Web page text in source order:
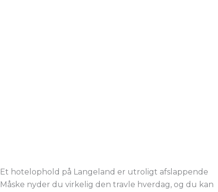
Et hotelophold på Langeland er utroligt afslappende
Måske nyder du virkelig den travle hverdag, og du kan